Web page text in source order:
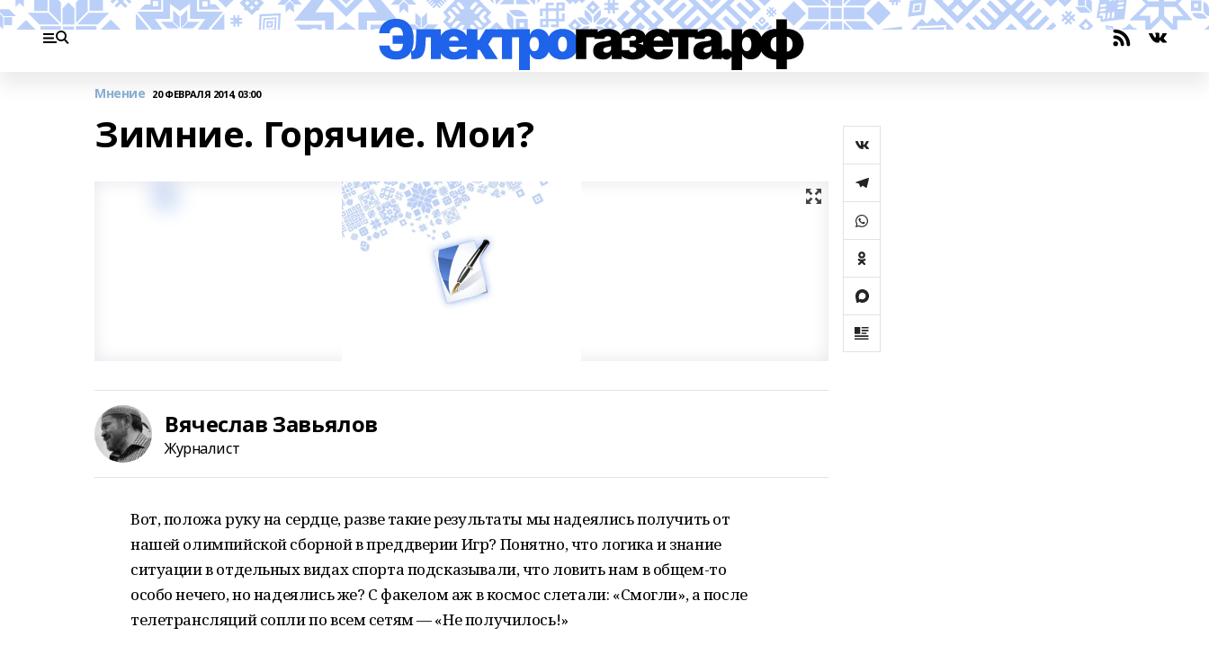
Мнение 20 ФЕВРАЛЯ 2014, 03:00
Зимние. Горячие. Мои?
Вячеслав Завьялов
Журналист
Вот, положа руку на сердце, разве такие результаты мы надеялись получить от
нашей олимпийской сборной в преддверии Игр? Понятно, что логика и знание
ситуации в отдельных видах спорта подсказывали, что ловить нам в общем-то
особо нечего, но надеялись же? С факелом аж в космос слетали: «Смогли», а после
телетрансляций сопли по всем сетям — «Не получилось!»